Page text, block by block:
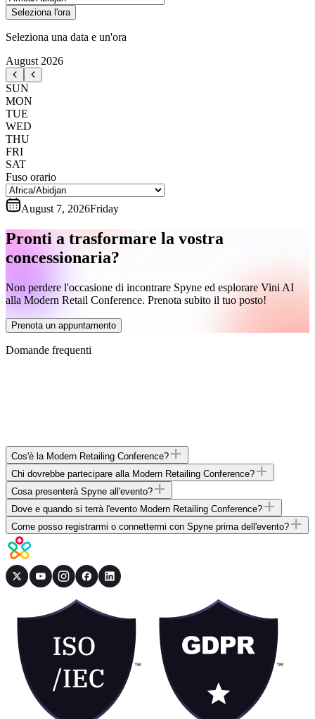
Seleziona l'ora
Seleziona una data e un'ora
August 2026
SUN
MON
TUE
WED
THU
FRI
SAT
Fuso orario
August 7, 2026Friday
Pronti a trasformare la vostra
concessionaria?
Non perdere l'occasione di incontrare Spyne ed esplorare Vini AI
alla Modern Retail Conference. Prenota subito il tuo posto!
Prenota un appuntamento
Domande frequenti
Cos'è la Modern Retailing Conference?
Chi dovrebbe partecipare alla Modern Retailing Conference?
Cosa presenterà Spyne all'evento?
Dove e quando si terrà l'evento Modern Retailing Conference?
Come posso registrarmi o connettermi con Spyne prima dell'evento?